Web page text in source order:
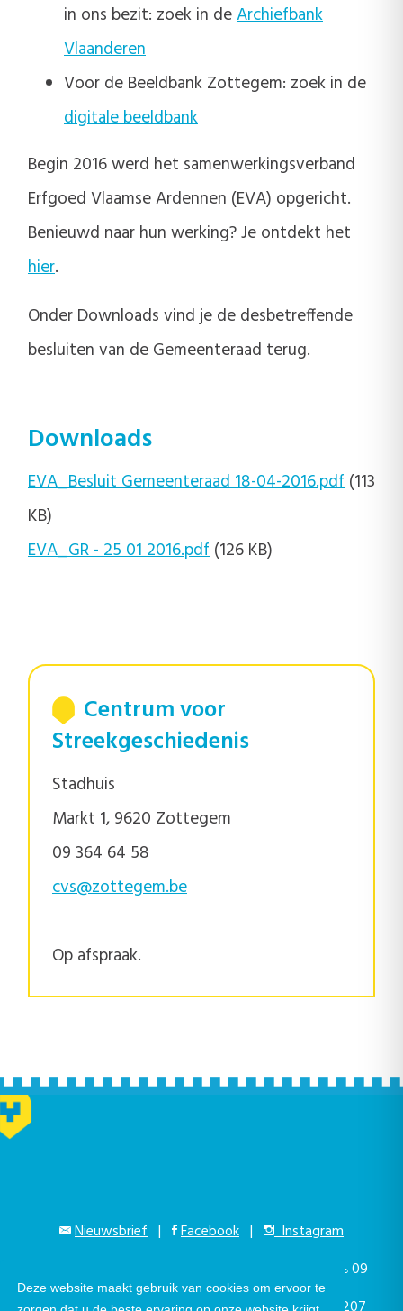
Deze website maakt gebruik van cookies om ervoor te
in ons bezit: zoek in deArchiefbank
Vlaanderen
Voor de Beeldbank Zottegem: zoek in de
digitale beeldbank
Begin 2016 werd het samenwerkingsverband
Erfgoed Vlaamse Ardennen (EVA) opgericht.
Benieuwd naar hun werking? Je ontdekt het
hier.
Onder Downloads vind je de desbetreffende
besluiten van de Gemeenteraad terug.
Downloads
EVA_Besluit Gemeenteraad 18-04-2016.pdf (113
KB)
EVA_GR - 25 01 2016.pdf (126 KB)
Centrum voor
Streekgeschiedenis
Stadhuis
Markt 1, 9620 Zottegem
09 364 64 58
cvs@zottegem.be
Op afspraak.
Nieuwsbrief | Facebook |
Instagram
09